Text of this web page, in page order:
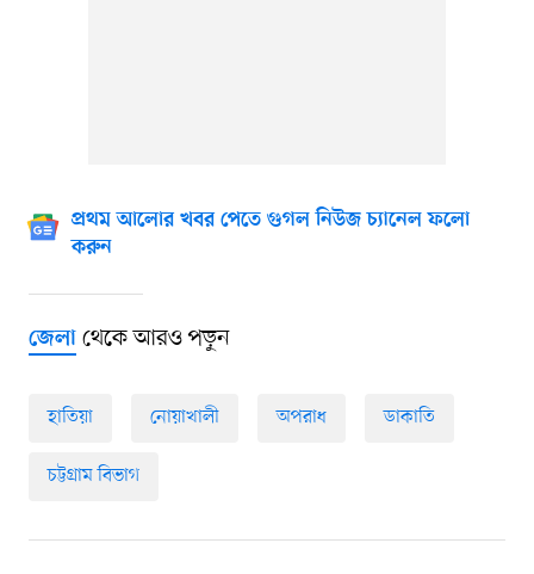
প্রথম আলোর খবর পেতে গুগল নিউজ চ্যানেল ফলো
করুন
জেলাথেকে আরও পড়ুন
হাতিয়া নোয়াখালী অপরাধ ডাকাতি
চট্টগ্রাম বিভাগ